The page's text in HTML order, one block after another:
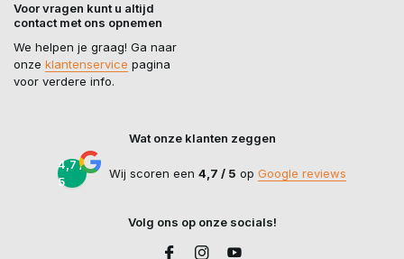
Voor vragen kunt u altijd
contact met ons opnemen
We helpen je graag! Ga naar
onze klantenservice pagina
voor verdere info.
Wat onze klanten zeggen
4,7 /
5
Wij scoren een 4,7 / 5 op Google reviews
Volg ons op onze socials!